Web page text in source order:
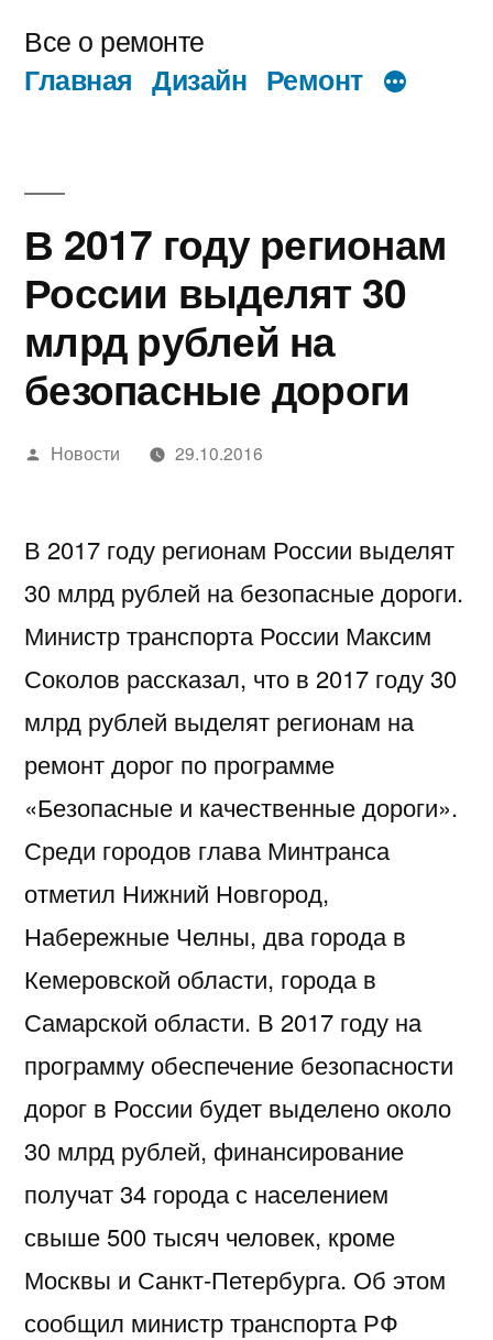
содержимому
Все о ремонте
Главная Дизайн Ремонт
В 2017 году регионам
России выделят 30
млрд рублей на
безопасные дороги
Написано
Новости 29.10.2016
В 2017 году регионам России выделят
30 млрд рублей на безопасные дороги.
Министр транспорта России Максим
Соколов рассказал, что в 2017 году 30
млрд рублей выделят регионам на
ремонт дорог по программе
«Безопасные и качественные дороги».
Среди городов глава Минтранса
отметил Нижний Новгород,
Набережные Челны, два города в
Кемеровской области, города в
Самарской области. В 2017 году на
программу обеспечение безопасности
дорог в России будет выделено около
30 млрд рублей, финансирование
получат 34 города с населением
свыше 500 тысяч человек, кроме
Москвы и Санкт-Петербурга. Об этом
сообщил министр транспорта РФ